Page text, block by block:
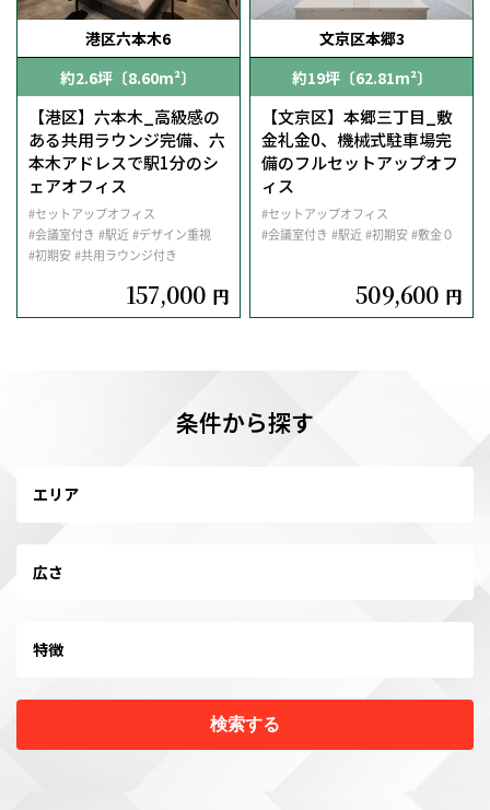
港区六本木6
約2.6坪〔8.60m²〕
【港区】六本木_高級感の
ある共用ラウンジ完備、六
本木アドレスで駅1分のシ
ェアオフィス
#セットアップオフィス
#会議室付き #駅近 #デザイン重視
#初期安 #共用ラウンジ付き
157,000 円
文京区本郷3
約19坪〔62.81m²〕
【文京区】本郷三丁目_敷
金礼金0、機械式駐車場完
備のフルセットアップオフ
ィス
#セットアップオフィス
#会議室付き #駅近 #初期安 #敷金０
509,600 円
条件から探す
エリア
広さ
特徴
検索する